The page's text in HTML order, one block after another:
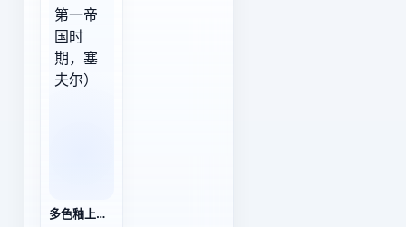
多色釉上彩绘瓷器（法国第一帝国时期，塞夫尔）